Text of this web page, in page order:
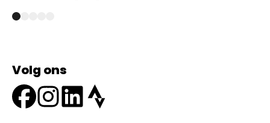
Volg ons